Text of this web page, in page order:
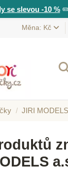
se slevou -10 %
Měna: Kč
JIRI